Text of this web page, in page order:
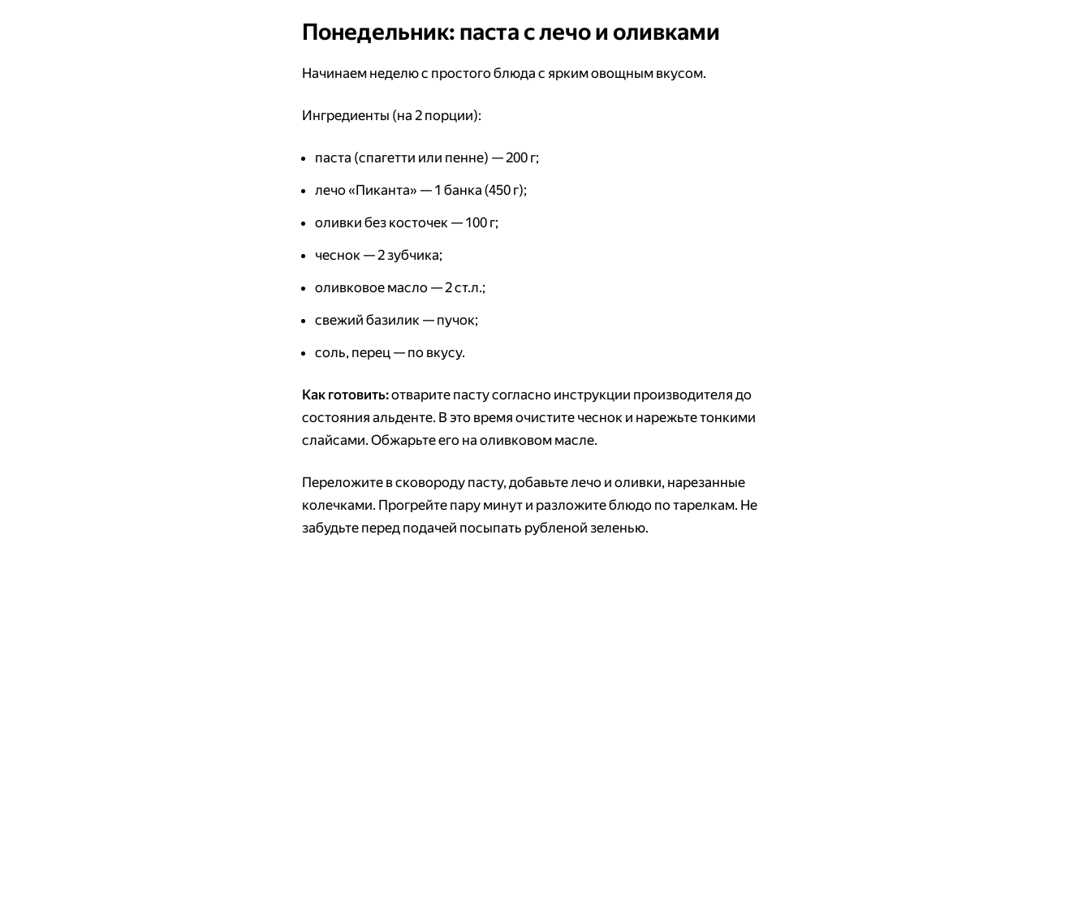
Понедельник: паста с лечо и оливками
Начинаем неделю с простого блюда с ярким овощным вкусом.
Ингредиенты (на 2 порции):
паста (спагетти или пенне) — 200 г;
лечо «Пиканта» — 1 банка (450 г);
оливки без косточек — 100 г;
чеснок — 2 зубчика;
оливковое масло — 2 ст.л.;
свежий базилик — пучок;
соль, перец — по вкусу.
Как готовить:отварите пасту согласно инструкции производителя до
состояния альденте. В это время очистите чеснок и нарежьте тонкими
слайсами. Обжарьте его на оливковом масле.
Переложите в сковороду пасту, добавьте лечо и оливки, нарезанные
колечками. Прогрейте пару минут и разложите блюдо по тарелкам. Не
забудьте перед подачей посыпать рубленой зеленью.